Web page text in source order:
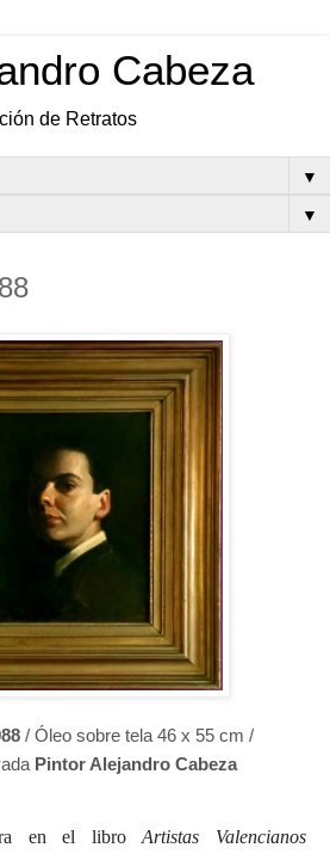
Cabeza
de Retratos
▼
▼
/ Óleo sobre tela 46 x 55 cm /
Pintor Alejandro Cabeza
en el libroArtistas Valencianos